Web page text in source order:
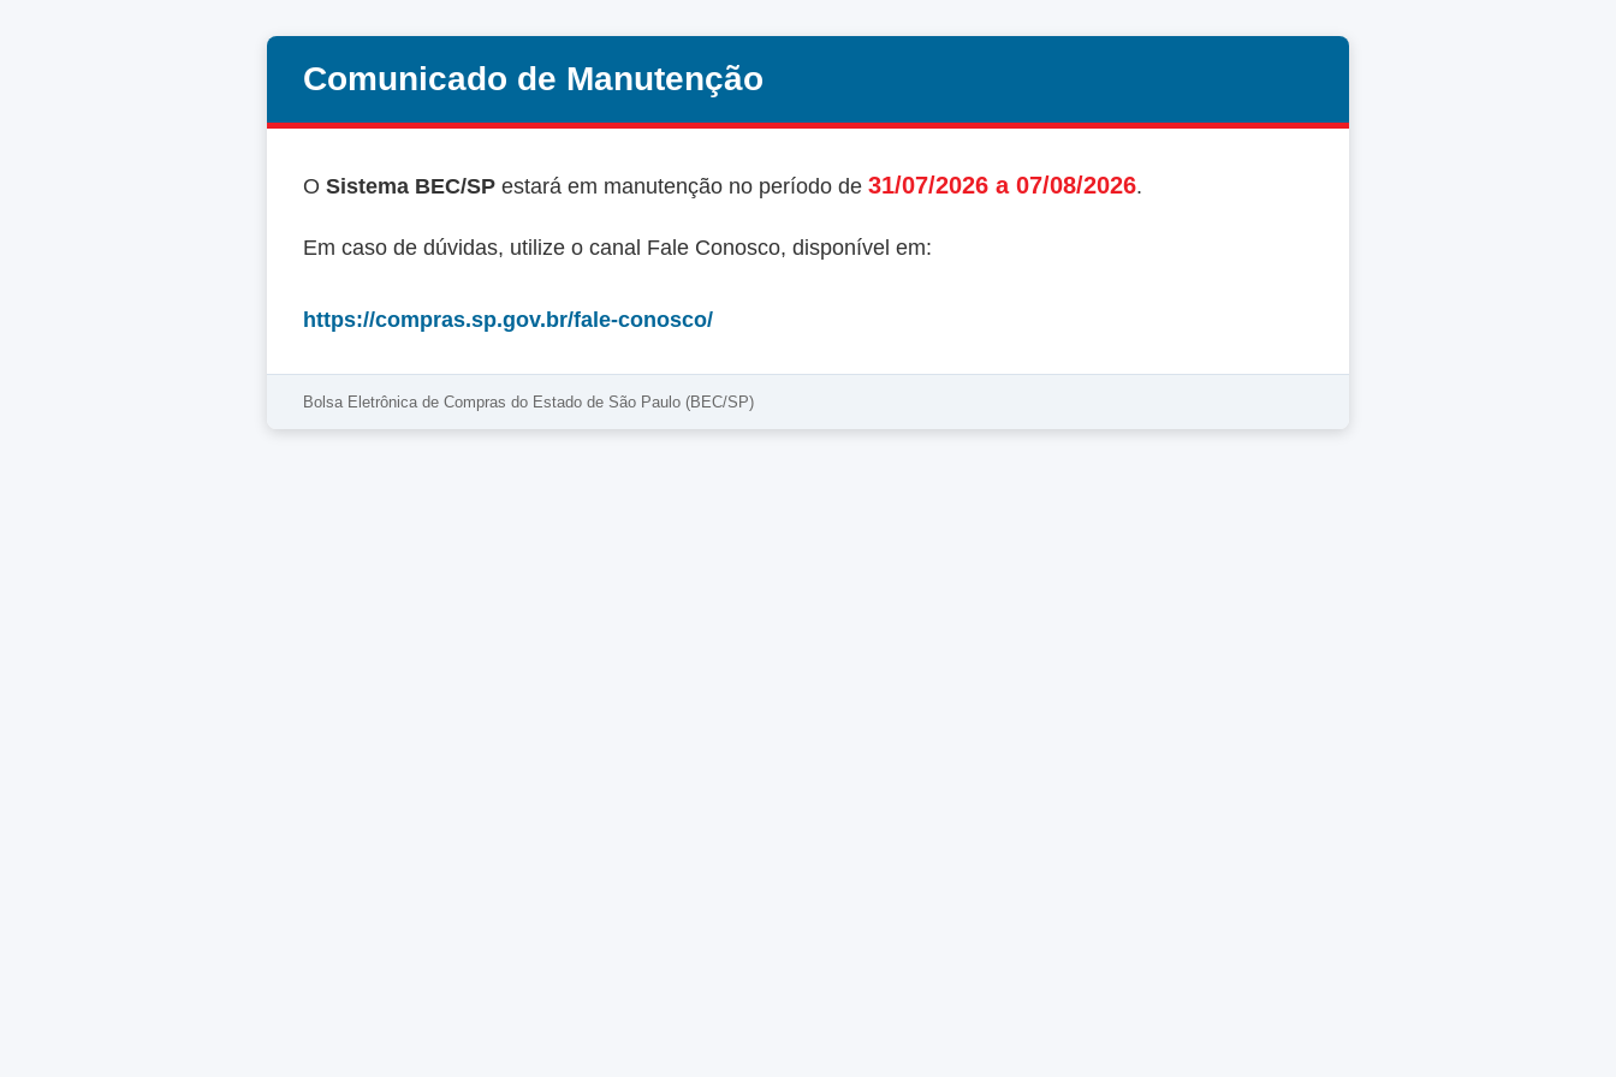
Comunicado de Manutenção
O Sistema BEC/SP estará em manutenção no período de 31/07/2026 a 07/08/2026.
Em caso de dúvidas, utilize o canal Fale Conosco, disponível em:
https://compras.sp.gov.br/fale-conosco/
Bolsa Eletrônica de Compras do Estado de São Paulo (BEC/SP)